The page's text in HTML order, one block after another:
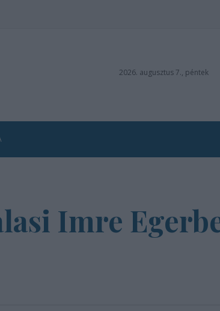
2026. augusztus 7., péntek
Imre